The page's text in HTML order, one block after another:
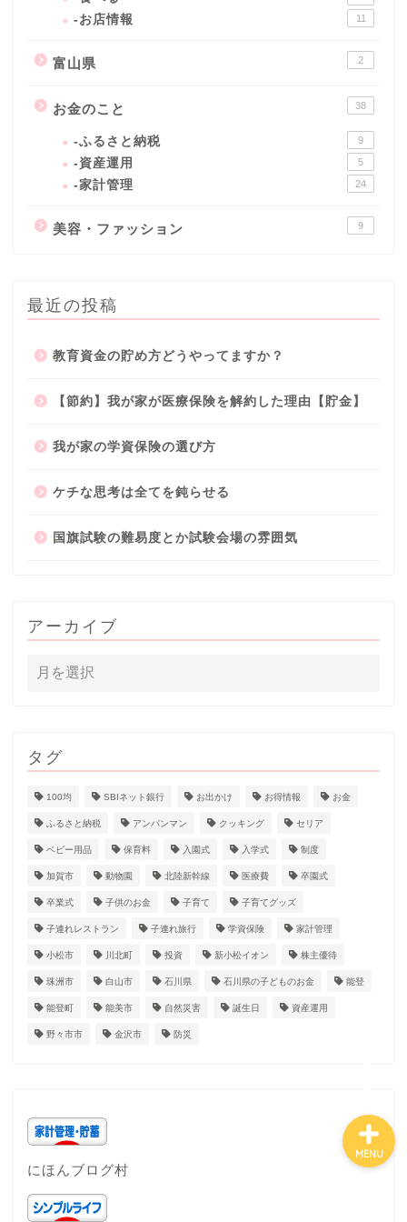
-お店情報 11
富山県 2
お金のこと 38
-ふるさと納税 9
-資産運用 5
-家計管理 24
美容・ファッション 9
最近の投稿
教育資金の貯め方どうやってますか？
【節約】我が家が医療保険を解約した理由【貯金】
我が家の学資保険の選び方
ケチな思考は全てを鈍らせる
国旗試験の難易度とか試験会場の雰囲気
アーカイブ
タグ
100均 SBIネット銀行 お出かけ お得情報 お金
ふるさと納税 アンパンマン クッキング セリア
ベビー用品 保育料 入園式 入学式 制度
加賀市 動物園 北陸新幹線 医療費 卒園式
卒業式 子供のお金 子育て 子育てグッズ
子連れレストラン 子連れ旅行 学資保険 家計管理
小松市 川北町 投資 新小松イオン 株主優待
珠洲市 白山市 石川県 石川県の子どものお金 能登
能登町 能美市 自然災害 誕生日 資産運用
野々市市 金沢市 防災
にほんブログ村
MENU
ホーム
プロフィール
子育て